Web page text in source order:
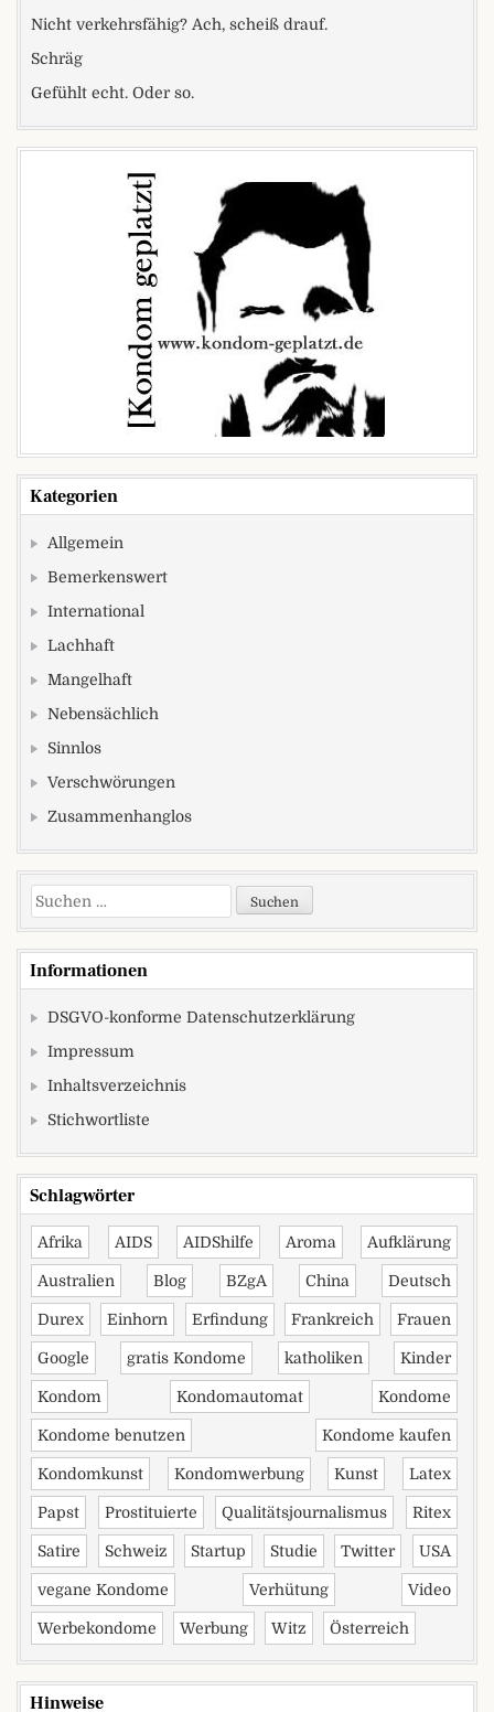
Nicht verkehrsfähig? Ach, scheiß drauf.
Schräg
Gefühlt echt. Oder so.
Kategorien
Allgemein
Bemerkenswert
International
Lachhaft
Mangelhaft
Nebensächlich
Sinnlos
Verschwörungen
Zusammenhanglos
Suchen nach:
Informationen
DSGVO-konforme Datenschutzerklärung
Impressum
Inhaltsverzeichnis
Stichwortliste
Schlagwörter
Afrika AIDS AIDShilfe Aroma Aufklärung
Australien Blog BZgA China Deutsch
Durex Einhorn Erfindung Frankreich Frauen
Google gratis Kondome katholiken Kinder
Kondom Kondomautomat Kondome
Kondome benutzen Kondome kaufen
Kondomkunst Kondomwerbung Kunst Latex
Papst Prostituierte Qualitätsjournalismus Ritex
Satire Schweiz Startup Studie Twitter USA
vegane Kondome Verhütung Video
Werbekondome Werbung Witz Österreich
Hinweise